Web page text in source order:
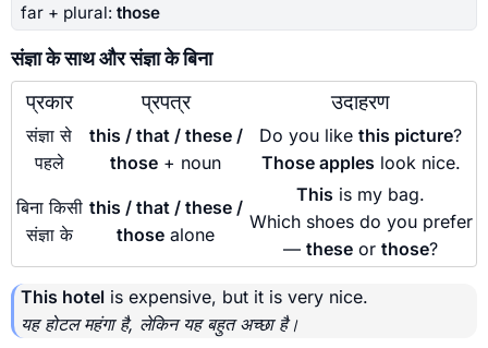
far + plural: those
संज्ञा के साथ और संज्ञा के बिना
प्रकार प्रपत्र उदाहरण
संज्ञा से
पहले
this / that / these /
those + noun
Do you like this picture?
Those apples look nice.
बिना किसी
संज्ञा के
this / that / these /
those alone
This is my bag.
Which shoes do you prefer
— these or those?
This hotel is expensive, but it is very nice.
यह होटल महंगा है, लेकिन यह बहुत अच्छा है।